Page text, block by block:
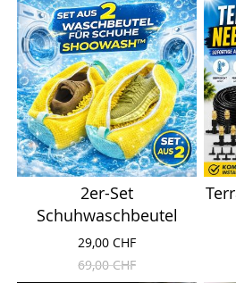
2er-Set
Schuhwaschbeutel
29,00 CHF
69,00 CHF